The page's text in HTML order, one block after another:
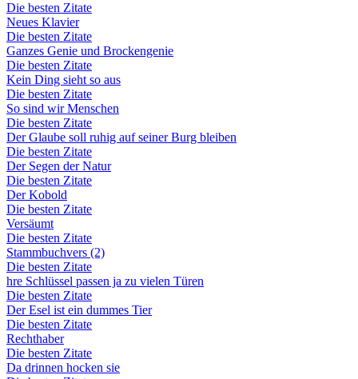
Die besten Zitate
Neues Klavier
Die besten Zitate
Ganzes Genie und Brockengenie
Die besten Zitate
Kein Ding sieht so aus
Die besten Zitate
So sind wir Menschen
Die besten Zitate
Der Glaube soll ruhig auf seiner Burg bleiben
Die besten Zitate
Der Segen der Natur
Die besten Zitate
Der Kobold
Die besten Zitate
Versäumt
Die besten Zitate
Stammbuchvers (2)
Die besten Zitate
hre Schlüssel passen ja zu vielen Türen
Die besten Zitate
Der Esel ist ein dummes Tier
Die besten Zitate
Rechthaber
Die besten Zitate
Da drinnen hocken sie